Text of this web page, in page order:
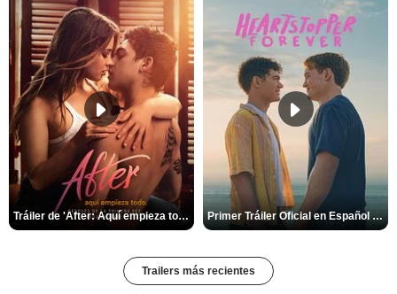
Tráiler de 'After: Aquí empieza todo' Primer Tráiler Oficial en Español de 'Heartstopper Forever'
Trailers más recientes